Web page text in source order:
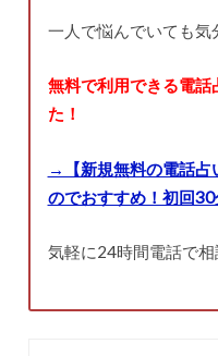
一人で悩んでいても気
無料で利用できる電話
た！
→【新規無料の電話占
のでおすすめ！初回30
気軽に24時間電話で相